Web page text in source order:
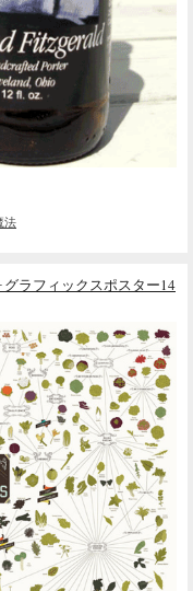
法
ラフィックスポスター14